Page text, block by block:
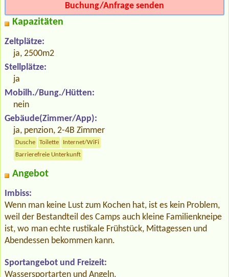
Buchung/Anfrage senden
Kapazitäten
Zeltplätze:
ja, 2500m2
Stellplätze:
ja
Mobilh./Bung./Hütten:
nein
Gebäude(Zimmer/App):
ja, penzion, 2-4B Zimmer
Dusche Toilette
Internet/WiFi
Barrierefreie Unterkunft
Angebot
Imbiss:
Wenn man keine Lust zum Kochen hat, ist es kein Problem,
weil der Bestandteil des Camps auch kleine Familienkneipe
ist, wo man echte rustikale Frühstück, Mittagessen und
Abendessen bekommen kann.
Sportangebot und Freizeit:
Wassersportarten und Angeln.